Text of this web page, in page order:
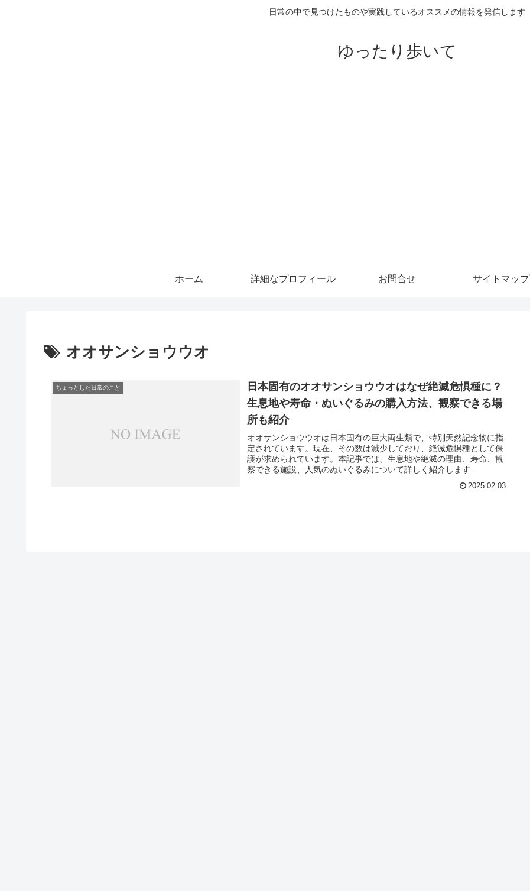
日常の中で見つけたものや実践しているオススメの情報を発信します
ゆったり歩いて
ホーム 詳細なプロフィール お問合せ サイトマップ
オオサンショウウオ
ちょっとした日常のこと
日本固有のオオサンショウウオはなぜ絶滅危惧種に？
生息地や寿命・ぬいぐるみの購入方法、観察できる場
所も紹介
オオサンショウウオは日本固有の巨大両生類で、特別天然記念物に指
定されています。現在、その数は減少しており、絶滅危惧種として保
護が求められています。本記事では、生息地や絶滅の理由、寿命、観
察できる施設、人気のぬいぐるみについて詳しく紹介します...
2025.02.03